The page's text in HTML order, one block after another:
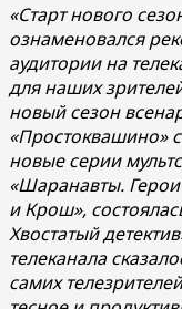
«Старт нового
ознаменовался
аудитории на
для наших
новый сезон
«Простоквашино»
новые серии
«Шаранавты.
и Крош»,
Хвостатый
телеканала
самих